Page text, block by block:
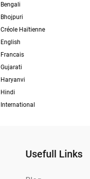
Bengali
Bhojpuri
Créole Haïtienne
English
Francais
Gujarati
Haryanvi
Hindi
International
Usefull Links